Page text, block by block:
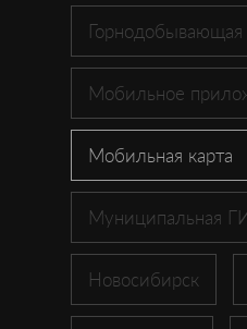
Мобильное
Мобильная карта
Муниципальная
Новосибирск